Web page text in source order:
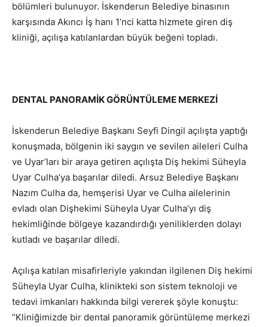
bölümleri bulunuyor. İskenderun Belediye binasının
karşısında Akıncı İş hanı 1’nci katta hizmete giren diş
kliniği, açılışa katılanlardan büyük beğeni topladı.
DENTAL PANORAMİK GÖRÜNTÜLEME MERKEZİ
İskenderun Belediye Başkanı Seyfi Dingil açılışta yaptığı
konuşmada, bölgenin iki saygın ve sevilen aileleri Culha
ve Uyar’ları bir araya getiren açılışta Diş hekimi Süheyla
Uyar Culha’ya başarılar diledi. Arsuz Belediye Başkanı
Nazım Culha da, hemşerisi Uyar ve Culha ailelerinin
evladı olan Dişhekimi Süheyla Uyar Culha’yı diş
hekimliğinde bölgeye kazandırdığı yeniliklerden dolayı
kutladı ve başarılar diledi.
Açılışa katılan misafirleriyle yakından ilgilenen Diş hekimi
Süheyla Uyar Culha, klinikteki son sistem teknoloji ve
tedavi imkanları hakkında bilgi vererek şöyle konuştu:
“Kliniğimizde bir dental panoramik görüntüleme merkezi